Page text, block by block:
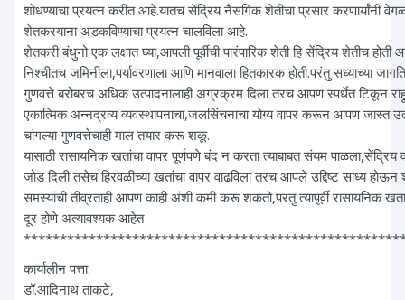
शोधण्याचा प्रयत्न करीत आहे.यातच सेंद्रिय नैसगिक शेतीचा प्रसार करणार्यांनी
शेतकरयाना अडकविण्याचा प्रयत्न चालविला आहे.
शेतकरी बंधुनो एक लक्षात घ्या,आपली पूर्वीची पारंपारिक शेती हि सेंद्रिय शेतीच होती
निश्चीतच जमिनीला,पर्यावरणाला आणि मानवाला हितकारक होती.परंतु सध्याच्या
गुणवत्ते बरोबरच अधिक उत्पादनालाही अग्रक्रम दिला तरच आपण स्पर्धेत टिकून
एकात्मिक अन्नद्रव्य व्यवस्थापनाचा,जलसिंचनाचा योग्य वापर करून आपण जास्त
चांगल्या गुणवत्तेचाही माल तयार करू शकू.
यासाठी रासायनिक खतांचा वापर पूर्णपणे बंद न करता त्याबाबत संयम पाळला,सेंद्रिय
जोड दिली तसेच हिरवळीच्या खतांचा वापर वाढविला तरच आपले उद्दिष्ट साध्य होऊन
समस्यांची तीव्रताही आपण काही अंशी कमी करू शकतो,परंतु त्यापूर्वी रासायनिक
दूर होणे अत्यावश्यक आहेत
कार्यालीन पत्ता:
डॉ.आदिनाथ ताकटे,